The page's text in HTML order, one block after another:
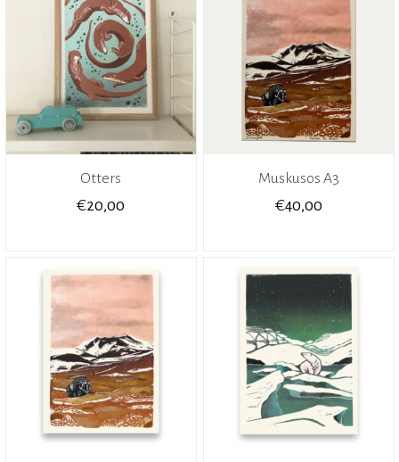
Otters
€20,00
Muskusos A3
€40,00